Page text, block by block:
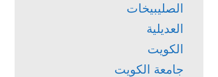
الصليبيخات
العديلية
الكويت
جامعة الكويت